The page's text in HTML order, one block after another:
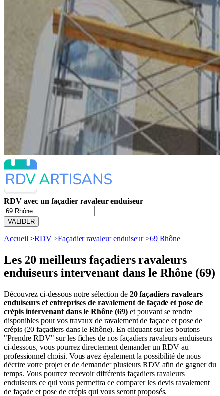
RDV avec un façadier ravaleur enduiseur
VALIDER
Accueil >RDV >Façadier ravaleur enduiseur>69 Rhône
Les 20 meilleurs façadiers ravaleurs
enduiseurs intervenant dans le Rhône (69)
Découvrez ci-dessous notre sélection de 20 façadiers ravaleurs
enduiseurs et entreprises de ravalement de façade et pose de
crépis intervenant dans le Rhône (69) et pouvant se rendre
disponibles pour vos travaux de ravalement de façade et pose de
crépis (20 façadiers dans le Rhône). En cliquant sur les boutons
"Prendre RDV" sur les fiches de nos façadiers ravaleurs enduiseurs
ci-dessous, vous pourrez directement demander un RDV au
professionnel choisi. Vous avez également la possibilité de nous
décrire votre projet et de demander plusieurs RDV afin de gagner du
temps. Vous pourrez recevoir différents façadiers ravaleurs
enduiseurs ce qui vous permettra de comparer les devis ravalement
de façade et pose de crépis qui vous seront proposés.